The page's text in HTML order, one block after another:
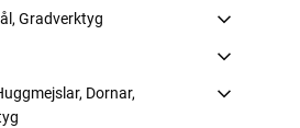
Gradverktyg
Dornar,